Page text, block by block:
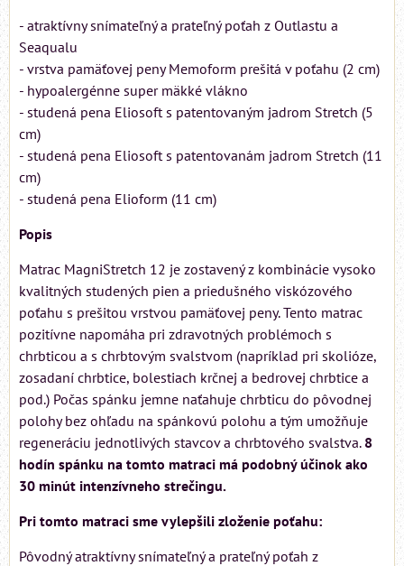
- atraktívny snímateľný a prateľný poťah z Outlastu a
Seaqualu
- vrstva pamäťovej peny Memoform prešitá v poťahu (2 cm)
- hypoalergénne super mäkké vlákno
- studená pena Eliosoft s patentovaným jadrom Stretch (5
cm)
- studená pena Eliosoft s patentovanám jadrom Stretch (11
cm)
- studená pena Elioform (11 cm)
Popis
Matrac MagniStretch 12 je zostavený z kombinácie vysoko
kvalitných studených pien a priedušného viskózového
poťahu s prešitou vrstvou pamäťovej peny. Tento matrac
pozitívne napomáha pri zdravotných problémoch s
chrbticou a s chrbtovým svalstvom (napríklad pri skolióze,
zosadaní chrbtice, bolestiach krčnej a bedrovej chrbtice a
pod.) Počas spánku jemne naťahuje chrbticu do pôvodnej
polohy bez ohľadu na spánkovú polohu a tým umožňuje
regeneráciu jednotlivých stavcov a chrbtového svalstva. 8
hodín spánku na tomto matraci má podobný účinok ako
30 minút intenzívneho strečingu.
Pri tomto matraci sme vylepšili zloženie poťahu:
Pôvodný atraktívny snímateľný a prateľný poťah z